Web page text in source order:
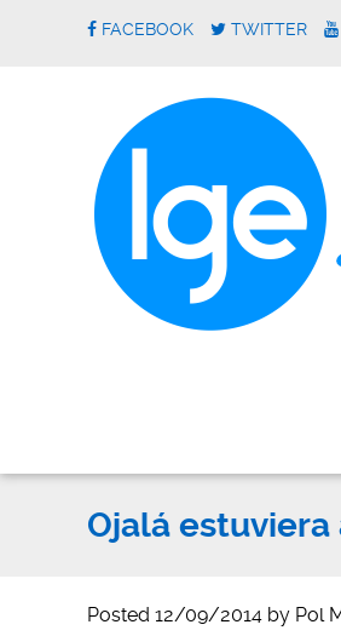
FACEBOOK TWITTER
Ojalá estuviera
Posted 12/09/2014 by Pol